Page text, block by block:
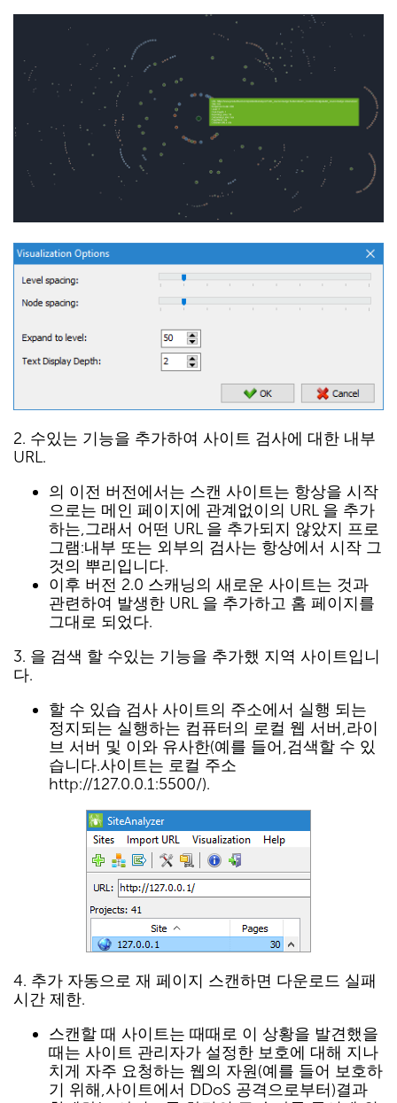
2. 수있는 기능을 추가하여 사이트 검사에 대한 내부
URL.
의 이전 버전에서는 스캔 사이트는 항상을 시작
으로는 메인 페이지에 관계없이의 URL 을 추가
하는,그래서 어떤 URL 을 추가되지 않았지 프로
그램:내부 또는 외부의 검사는 항상에서 시작 그
것의 뿌리입니다.
이후 버전 2.0 스캐닝의 새로운 사이트는 것과
관련하여 발생한 URL 을 추가하고 홈 페이지를
그대로 되었다.
3. 을 검색 할 수있는 기능을 추가했 지역 사이트입니
다.
할 수 있습 검사 사이트의 주소에서 실행 되는
정지되는 실행하는 컴퓨터의 로컬 웹 서버,라이
브 서버 및 이와 유사한(예를 들어,검색할 수 있
습니다.사이트는 로컬 주소
http://127.0.0.1:5500/).
4. 추가 자동으로 재 페이지 스캔하면 다운로드 실패
시간 제한.
스캔할 때 사이트는 때때로 이 상황을 발견했을
때는 사이트 관리자가 설정한 보호에 대해 지나
치게 자주 요청하는 웹의 자원(예를 들어 보호하
기 위해,사이트에서 DDoS 공격으로부터)결과